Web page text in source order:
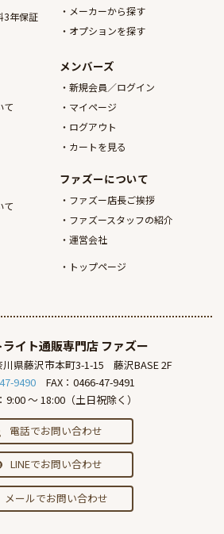
3年保証
メーカーから探す
オプションを探す
て
て
メンバーズ
新規会員／ログイン
マイページ
ログアウト
カートを見る
ファズーについて
ファズー店長ご挨拶
ファズースタッフの紹介
運営会社
トップページ
イト通販専門店 ファズー
川県藤沢市本町3-1-15
藤沢BASE 2F
9490
FAX：0466-47-9491
9:00 ～ 18:00（土日祝除く）
電話でお問い合わせ
LINEでお問い合わせ
メールでお問い合わせ